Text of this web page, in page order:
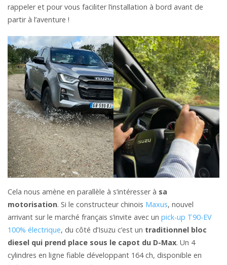
rappeler et pour vous faciliter l’installation à bord avant de
partir à l’aventure !
Cela nous amène en parallèle à s’intéresser à sa
motorisation. Si le constructeur chinois Maxus, nouvel
arrivant sur le marché français s’invite avec un pick-up T90-EV
100% électrique, du côté d’Isuzu c’est un traditionnel bloc
diesel qui prend place sous le capot du D-Max. Un 4
cylindres en ligne fiable développant 164 ch, disponible en